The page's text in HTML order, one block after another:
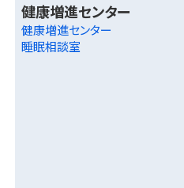
健康増進センター
健康増進センター
睡眠相談室